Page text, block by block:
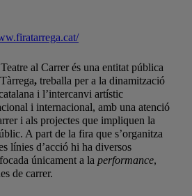
al Carrer és una entitat pública
, treballa per a la dinamització
i l’intercanvi artístic
i internacional, amb una atenció
i als projectes que impliquen la
A part de la fira que s’organitza
línies d’acció hi ha diversos
únicament a la performance,
de carrer.